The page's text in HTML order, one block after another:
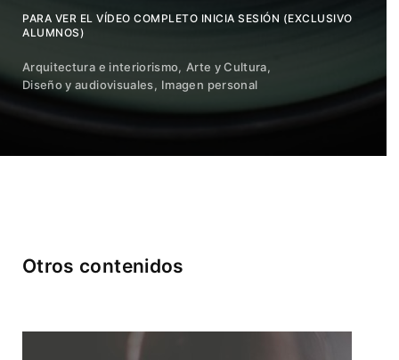
PARA VER EL VÍDEO COMPLETO INICIA SESIÓN (EXCLUSIVO
ALUMNOS)
Arquitectura e interiorismo Arte y Cultura
Diseño y audiovisuales
Imagen personal
Otros contenidos